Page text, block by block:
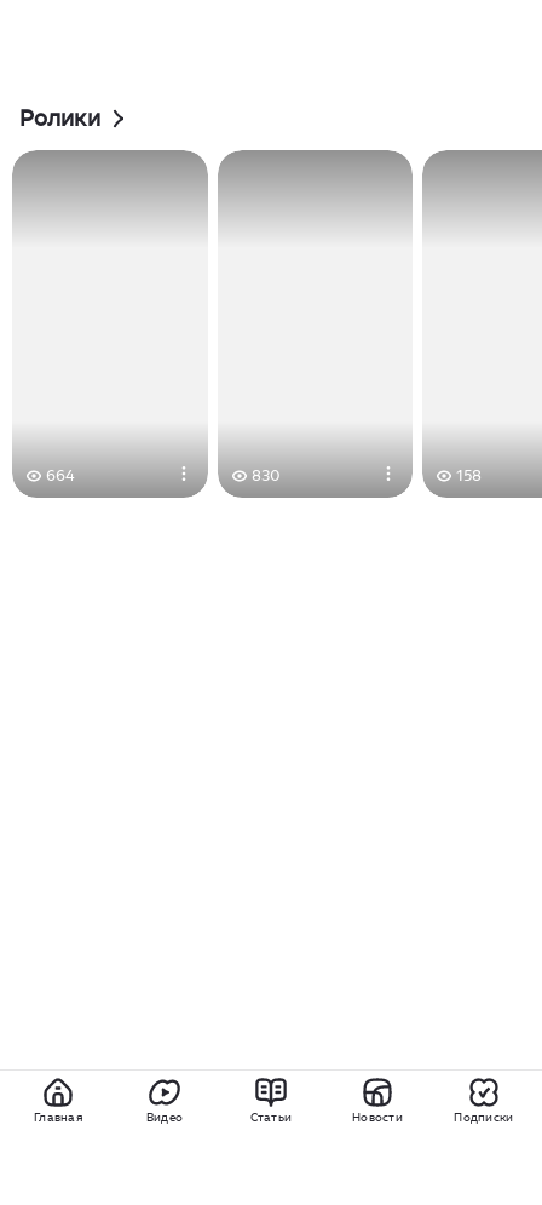
Ролики
664 830 158
Главная Видео Статьи Новости Подписки